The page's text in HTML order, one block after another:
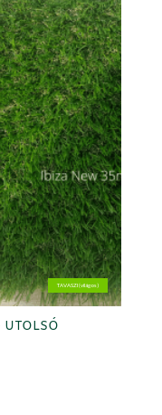
TAVASZI (világos)